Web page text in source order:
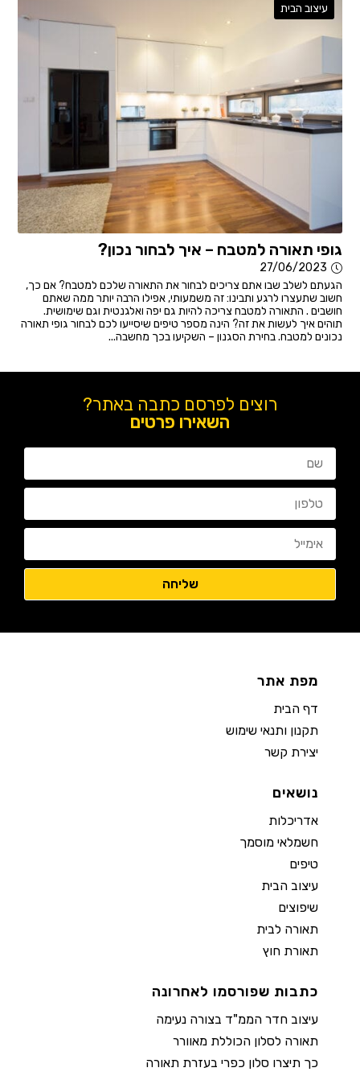
עיצוב הבית
גופי תאורה למטבח – איך לבחור נכון?
27/06/2023
הגעתם לשלב שבו אתם צריכים לבחור את התאורה שלכם למטבח? אם כך,
חשוב שתעצרו לרגע ותבינו: זה משמעותי, אפילו הרבה יותר ממה שאתם
חושבים . התאורה למטבח צריכה להיות גם יפה ואלגנטית וגם שימושית.
תוהים איך לעשות את זה? הינה מספר טיפים שיסייעו לכם לבחור גופי תאורה
נכונים למטבח. בחירת הסגנון – השקיעו בכך מחשבה...
רוצים לפרסם כתבה באתר?
השאירו פרטים
מפת אתר
דף הבית
תקנון ותנאי שימוש
יצירת קשר
נושאים
אדריכלות
חשמלאי מוסמך
טיפים
עיצוב הבית
שיפוצים
תאורה לבית
תאורת חוץ
כתבות שפורסמו לאחרונה
עיצוב חדר הממ"ד בצורה נעימה
תאורה לסלון הכוללת מאוורר
כך תיצרו סלון כפרי בעזרת תאורה